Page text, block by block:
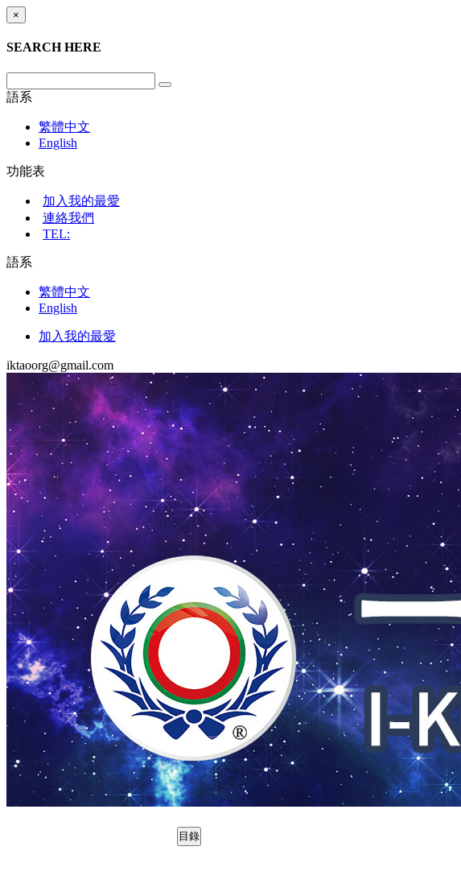
×
SEARCH HERE
語系
繁體中文
English
功能表
加入我的最愛
連絡我們
TEL:
語系
繁體中文
English
加入我的最愛
iktaoorg@gmail.com
目錄